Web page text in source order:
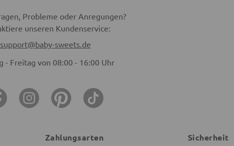
Probleme oder Anregungen?
unseren Kundenservice:
support@baby-sweets.de
- Freitag von 08:00 - 16:00 Uhr
Zahlungsarten Sicherheit